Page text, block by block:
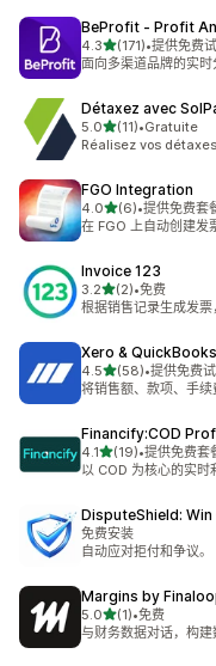
BeProfit ‑ Profit
4.3星（满分 5 星）
(171)
总共 171 条评论
•提供免费
面向多渠道品牌的实时
Détaxez avec
5.0星（满分 5 星）
(11)
总共 11 条评论
•Gratuite
Réalisez vos
FGO Integration
4.0星（满分 5 星）
(6)
总共 6 条评论
•提供免费套
在 FGO 上自动创建发
Invoice 123
3.2星（满分 5 星）
(2)
总共 2 条评论
•免费
根据销售记录生成发
Xero &
4.5星（满分 5 星）
(58)
总共 58 条评论
•提供免费
将销售额、款项、手
Financify:COD
4.1星（满分 5 星）
(19)
总共 19 条评论
•提供免费套
以 COD 为核心的实时
DisputeShield:
免费安装
自动应对拒付和争议。
Margins by
5.0星（满分 5 星）
(1)
总共 1 条评论
•免费
与财务数据对话，构